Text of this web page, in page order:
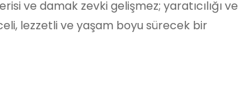
ve damak zevki gelişmez; yaratıcılığı ve
lezzetli ve yaşam boyu sürecek bir